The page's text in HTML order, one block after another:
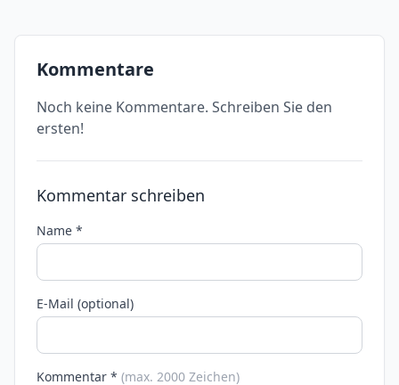
Kommentare
Noch keine Kommentare. Schreiben Sie den
ersten!
Kommentar schreiben
Name *
E-Mail (optional)
Kommentar * (max. 2000 Zeichen)